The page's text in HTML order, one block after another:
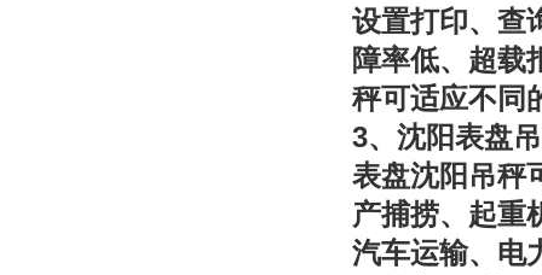
设置打印、查
障率低、超载
秤可适应不同
3、沈阳表盘
表盘沈阳吊秤
产捕捞、起重
汽车运输、电